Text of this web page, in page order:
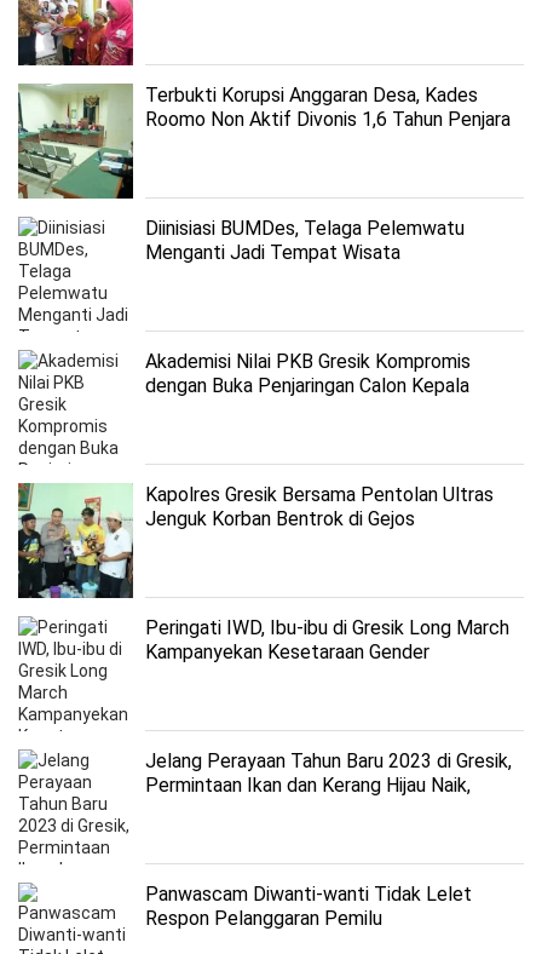
Terbukti Korupsi Anggaran Desa, Kades
Roomo Non Aktif Divonis 1,6 Tahun Penjara
Diinisiasi BUMDes, Telaga Pelemwatu
Menganti Jadi Tempat Wisata
Akademisi Nilai PKB Gresik Kompromis
dengan Buka Penjaringan Calon Kepala
Kapolres Gresik Bersama Pentolan Ultras
Jenguk Korban Bentrok di Gejos
Peringati IWD, Ibu-ibu di Gresik Long March
Kampanyekan Kesetaraan Gender
Jelang Perayaan Tahun Baru 2023 di Gresik,
Permintaan Ikan dan Kerang Hijau Naik,
Panwascam Diwanti-wanti Tidak Lelet
Respon Pelanggaran Pemilu